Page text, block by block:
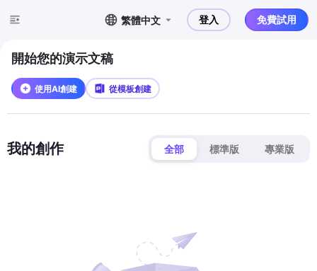
繁體中文 登入 免費試用
開始您的演示文稿
使用AI創建 從模板創建
我的創作 全部 標準版 專業版